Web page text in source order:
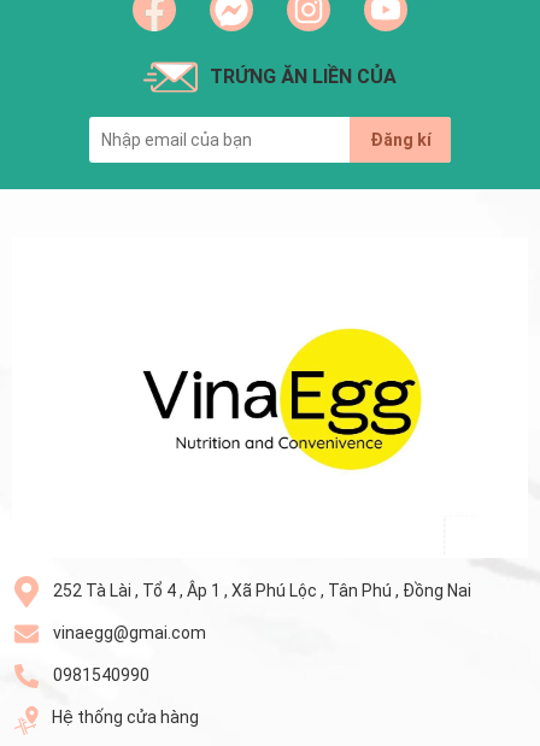
TRỨNG ĂN LIỀN CỦA
Đăng kí
252 Tà Lài , Tổ 4 , Âp 1 , Xã Phú Lộc , Tân Phú , Đồng Nai
vinaegg@gmai.com
0981540990
Hệ thống cửa hàng